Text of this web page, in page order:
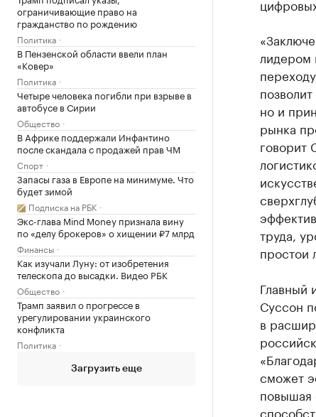
ограничивающие право на
гражданство по рождению
Политика
В Пензенской области ввели план
«Ковер»
Политика
Четыре человека погибли при взрыве в
автобусе в Сирии
Общество
В Африке поддержали Инфантино
после скандала с продажей прав ЧМ
Спорт
Запасы газа в Европе на минимуме. Что
будет зимой
Подписка на РБК
Экс-глава Mind Money признала вину
по «делу брокеров» о хищении ₽7 млрд
Финансы
Как изучали Луну: от изобретения
телескопа до высадки. Видео РБК
Общество
Трамп заявил о прогрессе в
урегулировании украинского
конфликта
Политика
Загрузить еще
лидером
но и
рынка
говорит
труда,
простои
Главный
Суссон
в
сможет
повышая